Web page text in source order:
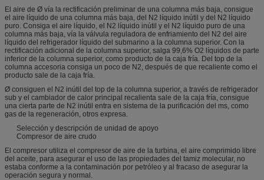
El aire de Ø vía la rectificación preliminar de una columna más baja, consigue
el aire líquido de una columna más baja, del N2 líquido inútil y del N2 líquido
puro. Consiga el aire líquido, el N2 líquido inútil y el N2 líquido puro de una
columna más baja, vía la válvula reguladora de enfriamiento del N2 del aire
líquido del refrigerador líquido del submarino a la columna superior. Con la
rectificación adicional de la columna superior, salga 99,6% O2 líquidos de parte
inferior de la columna superior, como producto de la caja fría. Del top de la
columna accesoria consiga un poco de N2, después de que recaliente como el
producto sale de la caja fría.
Ø consiguen el N2 inútil del top de la columna superior, a través de refrigerador
sub y el cambiador de calor principal recalienta sale de la caja fría, consigue
una cierta parte de N2 inútil entra en sistema de la purificación del ms, como
gas de la regeneración, otros expresa.
Selección y descripción de unidad de apoyo
Compresor de aire crudo
El compresor utiliza el compresor de aire de la turbina, el aire comprimido libre
del aceite, para asegurar el uso de las propiedades del tamiz molecular, no
estaba conforme a la contaminación por petróleo y al fracaso de asegurar la
operación segura y normal.